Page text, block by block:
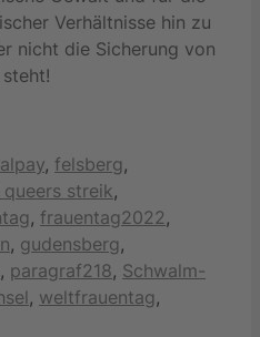
Verhältnisse hin zu
nicht die Sicherung von
, felsberg,
streik,
, frauentag2022,
, gudensberg,
, paragraf218, Schwalm-
, weltfrauentag,